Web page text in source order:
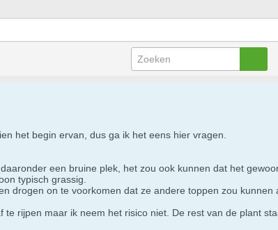
het begin ervan, dus ga ik het eens hier vragen.
een bruine plek, het zou ook kunnen dat het
typisch grassig.
drogen on te voorkomen dat ze andere toppen zou kunnen
rijpen maar ik neem het risico niet. De rest van de plant